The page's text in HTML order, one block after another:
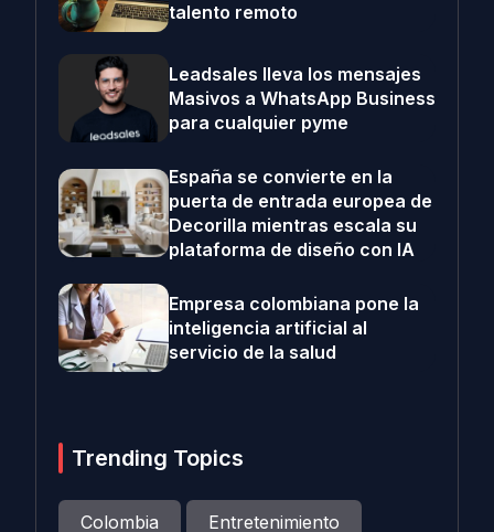
talento remoto
Leadsales lleva los mensajes
Masivos a WhatsApp Business
para cualquier pyme
España se convierte en la
puerta de entrada europea de
Decorilla mientras escala su
plataforma de diseño con IA
Empresa colombiana pone la
inteligencia artificial al
servicio de la salud
Trending Topics
Colombia Entretenimiento